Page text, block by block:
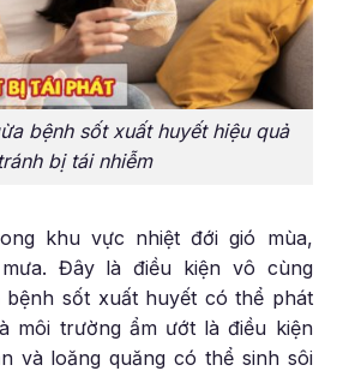
bệnh sốt xuất huyết hiệu quả
tránh bị tái nhiễm
khu vực nhiệt đới gió mùa,
Đây là điều kiện vô cùng
bệnh sốt xuất huyết có thể phát
môi trường ẩm ướt là điều kiện
và loăng quăng có thể sinh sôi